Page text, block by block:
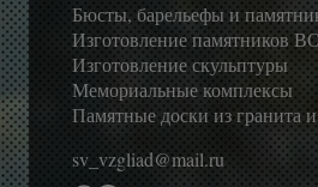
Бюсты, барельефы и
Изготовление памятников
Изготовление скульптуры
Мемориальные комплексы
Памятные доски из гранита
sv_vzgliad@mail.ru